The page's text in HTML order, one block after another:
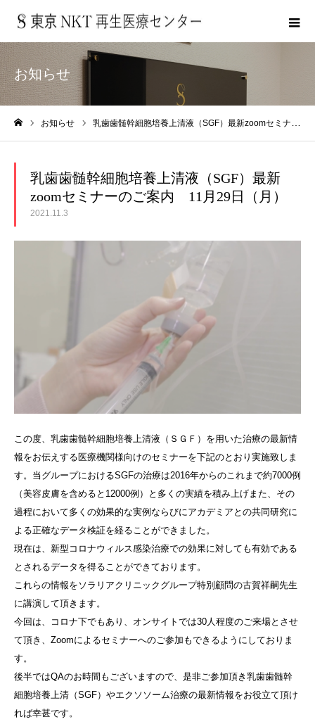
お知らせ
お知らせ 乳歯歯髄幹細胞培養上清液（SGF）最新zoomセミナーのご案内 11月29日（月）
乳歯歯髄幹細胞培養上清液（SGF）最新
zoomセミナーのご案内 11月29日（月）
2021.11.3
この度、乳歯歯髄幹細胞培養上清液（ＳＧＦ）を用いた治療の最新情
報をお伝えする医療機関様向けのセミナーを下記のとおり実施致しま
す。当グループにおけるSGFの治療は2016年からのこれまで約7000例
（美容皮膚を含めると12000例）と多くの実績を積み上げまた、その
過程において多くの効果的な実例ならびにアカデミアとの共同研究に
よる正確なデータ検証を経ることができました。
現在は、新型コロナウィルス感染治療での効果に対しても有効である
とされるデータを得ることができております。
これらの情報をソラリアクリニックグループ特別顧問の古賀祥嗣先生
に講演して頂きます。
今回は、コロナ下でもあり、オンサイトでは30人程度のご来場とさせ
て頂き、Zoomによるセミナーへのご参加もできるようにしておりま
す。
後半ではQAのお時間もございますので、是非ご参加頂き乳歯歯髄幹
細胞培養上清（SGF）やエクソソーム治療の最新情報をお役立て頂け
れば幸甚です。